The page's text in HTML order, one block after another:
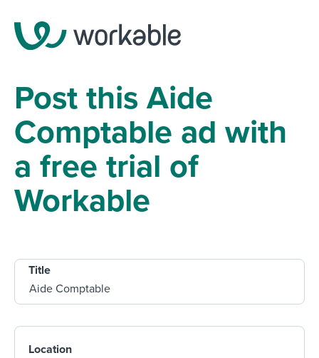
Post this Aide
Comptable ad with
a free trial of
Workable
Title
Location